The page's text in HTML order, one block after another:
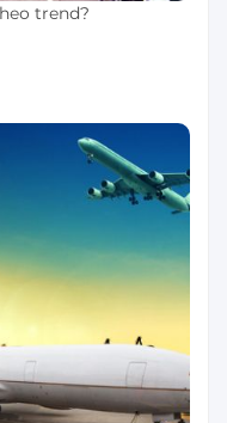
trend?